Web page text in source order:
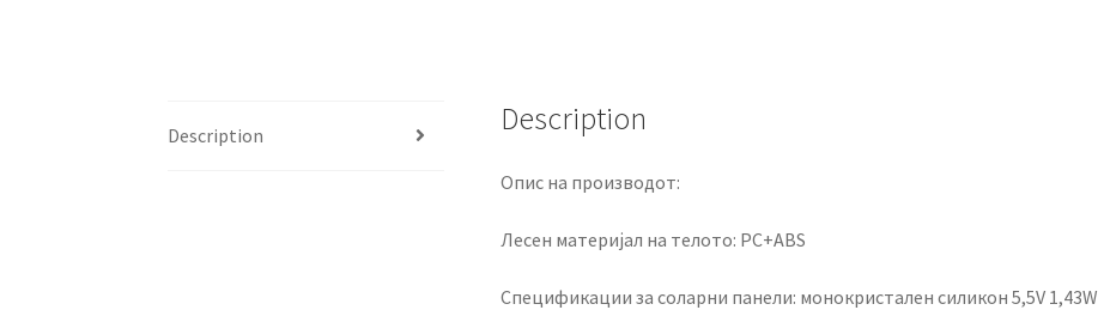
Description Description
Опис на производот:
Лесен материјал на телото: PC+ABS
Спецификации за соларни панели: монокристален силикон 5,5V 1,43W